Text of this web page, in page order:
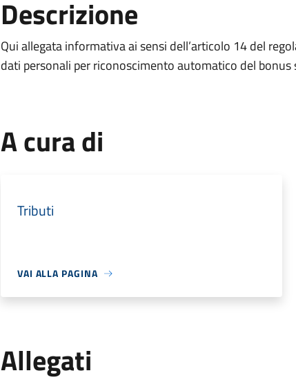
Descrizione
Qui allegata informativa ai sensi dell’articolo 14 del
dati personali per riconoscimento automatico del bonus
A cura di
Tributi
VAI ALLA PAGINA
Allegati